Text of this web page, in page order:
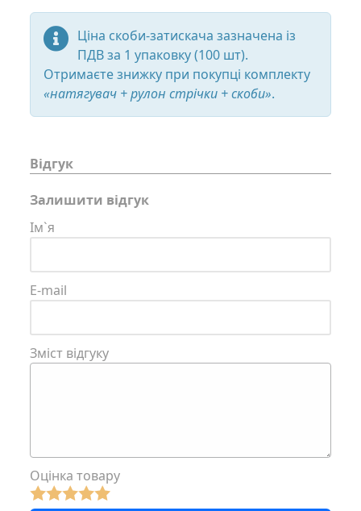
Ціна скоби-затискача зазначена із
ПДВ за 1 упаковку (100 шт).
Отримаєте знижку при покупці комплекту
«натягувач + рулон стрічки + скоби».
Відгук
Залишити відгук
Ім`я
E-mail
Зміст відгуку
Оцінка товару